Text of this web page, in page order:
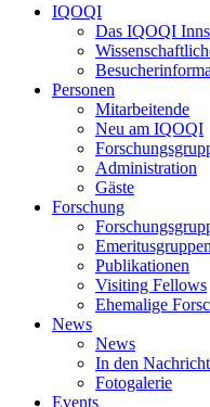
IQOQI
Das IQOQI
Personen
Mitarbeitende
Neu am IQOQI
Administration
Gäste
Forschung
Emeritusgruppen
Publikationen
Visiting Fellows
Ehemalige
News
News
In den
Fotogalerie
Events